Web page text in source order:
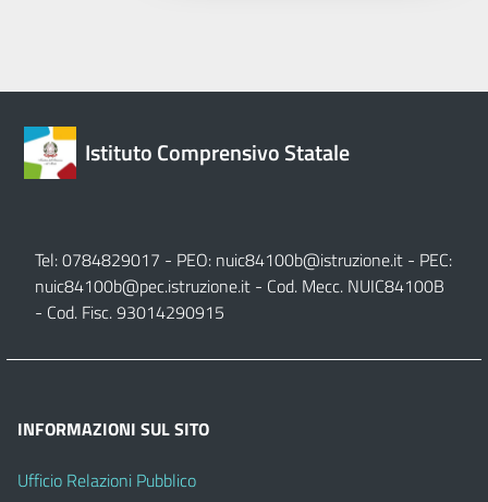
Istituto Comprensivo Statale
Tel: 0784829017 - PEO: nuic84100b@istruzione.it - PEC:
nuic84100b@pec.istruzione.it - Cod. Mecc. NUIC84100B
- Cod. Fisc. 93014290915
INFORMAZIONI SUL SITO
Ufficio Relazioni Pubblico